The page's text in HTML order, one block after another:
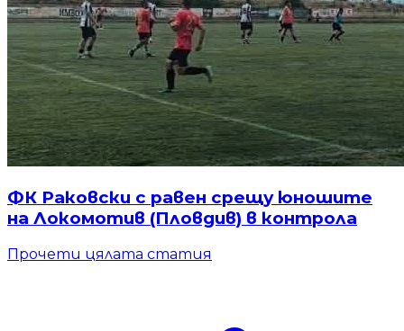
ФК Раковски с равен срещу юношите
на Локомотив (Пловдив) в контрола
Прочети цялата статия